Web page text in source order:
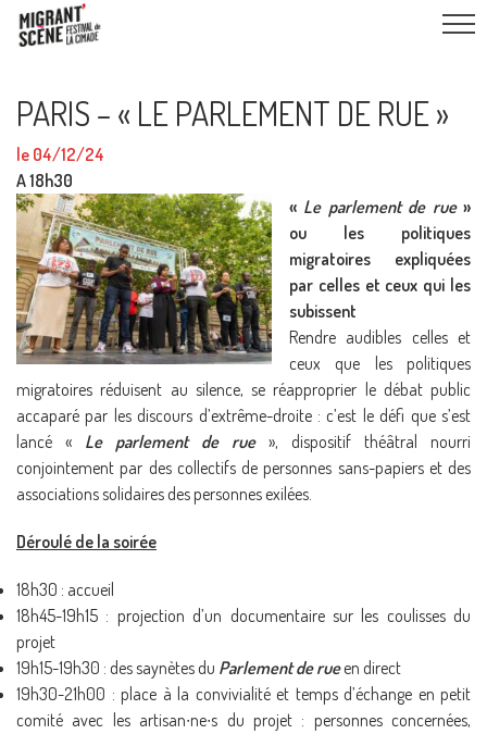
PARIS – « LE PARLEMENT DE RUE »
le 04/12/24
A 18h30
« Le parlement de rue»
ou les politiques
migratoires expliquées
par celles et ceux qui les
subissent
Rendre audibles celles et
ceux que les politiques
migratoires réduisent au silence, se réapproprier le débat public
accaparé par les discours d’extrême-droite : c’est le défi que s’est
lancé « Le parlement de rue», dispositif théâtral nourri
conjointement par des collectifs de personnes sans-papiers et des
associations solidaires des personnes exilées.
Déroulé de la soirée
18h30 : accueil
18h45-19h15 : projection d’un documentaire sur les coulisses du
projet
19h15-19h30 : des saynètes du Parlement de rueen direct
19h30-21h00 : place à la convivialité et temps d’échange en petit
comité avec les artisan∙ne∙s du projet : personnes concernées,